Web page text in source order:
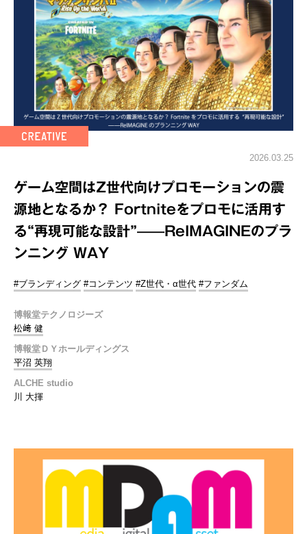
2026.03.25
ゲーム空間はZ世代向けプロモーションの震
源地となるか？ Fortniteをプロモに活用す
る“再現可能な設計”——ReIMAGINEのプラ
ンニング WAY
#ブランディング #コンテンツ #Z世代・α世代 #ファンダム
博報堂テクノロジーズ
松﨑 健
博報堂ＤＹホールディングス
平沼 英翔
ALCHE studio
川 大揮